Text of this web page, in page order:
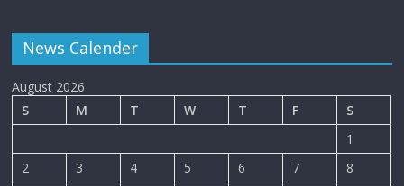
News Calender
August 2026
S
M T W T F
S
1
2
3 4 5 6 7
8